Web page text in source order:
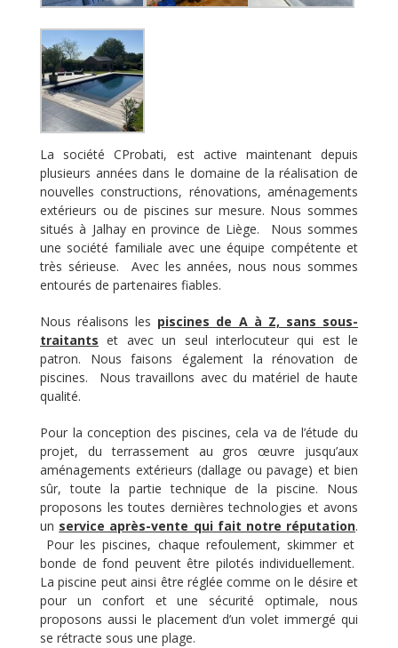
La société CProbati, est active maintenant depuis
plusieurs années dans le domaine de la réalisation de
nouvelles constructions, rénovations, aménagements
extérieurs ou de piscines sur mesure. Nous sommes
situés à Jalhay en province de Liège. Nous sommes
une société familiale avec une équipe compétente et
très sérieuse. Avec les années, nous nous sommes
entourés de partenaires fiables.
Nous réalisons les piscines de A à Z, sans sous-
traitants et avec un seul interlocuteur qui est le
patron. Nous faisons également la rénovation de
piscines. Nous travaillons avec du matériel de haute
qualité.
Pour la conception des piscines, cela va de l’étude du
projet, du terrassement au gros œuvre jusqu’aux
aménagements extérieurs (dallage ou pavage) et bien
sûr, toute la partie technique de la piscine. Nous
proposons les toutes dernières technologies et avons
un service après-vente qui fait notre réputation.
Pour les piscines, chaque refoulement, skimmer et
bonde de fond peuvent être pilotés individuellement.
La piscine peut ainsi être réglée comme on le désire et
pour un confort et une sécurité optimale, nous
proposons aussi le placement d’un volet immergé qui
se rétracte sous une plage.